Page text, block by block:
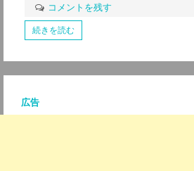
コメントを残す
続きを読む
広告